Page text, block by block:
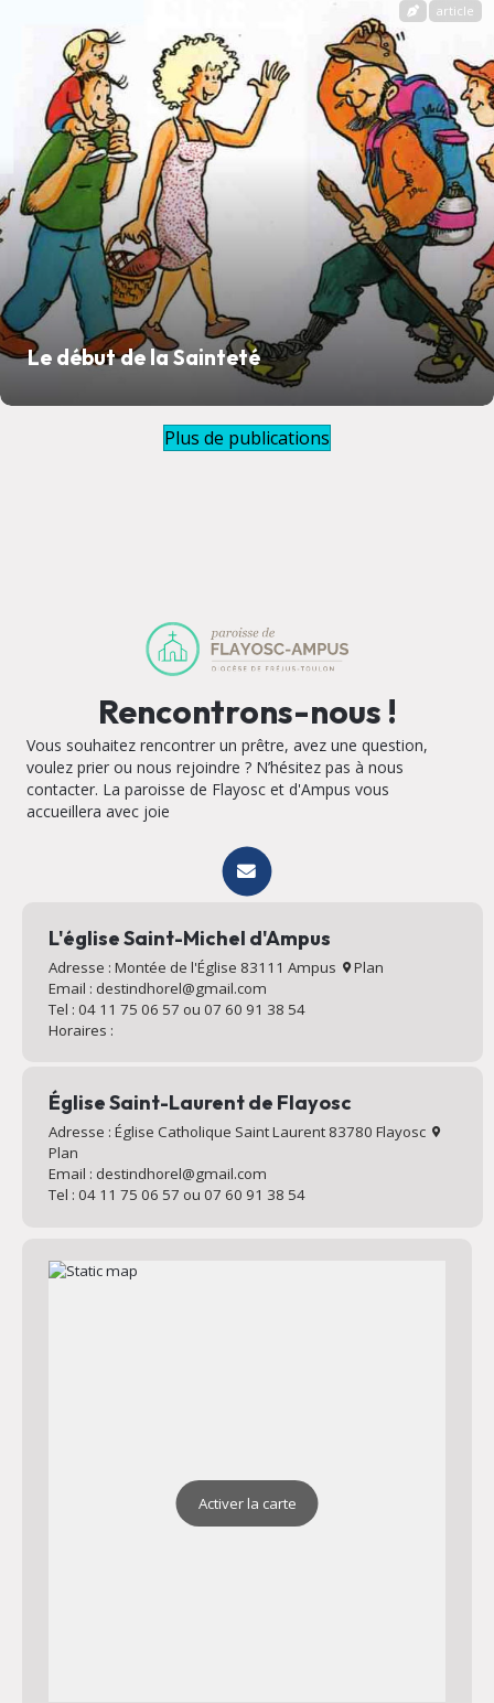
Le début de la Sainteté
article
Plus de publications
Rencontrons-nous !
Vous souhaitez rencontrer un prêtre, avez une question,
voulez prier ou nous rejoindre ? N’hésitez pas à nous
contacter. La paroisse de Flayosc et d'Ampus vous
accueillera avec joie
L'église Saint-Michel d'Ampus
Adresse : Montée de l'Église 83111 Ampus
Plan
Email : destindhorel@gmail.com
Tel : 04 11 75 06 57 ou 07 60 91 38 54
Horaires :
Église Saint-Laurent de Flayosc
Adresse : Église Catholique Saint Laurent 83780 Flayosc
Plan
Email : destindhorel@gmail.com
Tel : 04 11 75 06 57 ou 07 60 91 38 54
Activer la carte